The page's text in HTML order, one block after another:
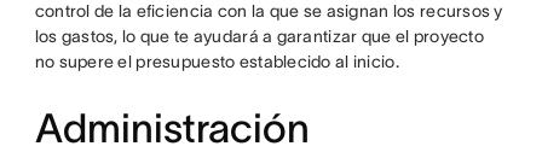
control de la eficiencia con la que se asignan los recursos y
los gastos, lo que te ayudará a garantizar que el proyecto
no supere el presupuesto establecido al inicio.
Administración